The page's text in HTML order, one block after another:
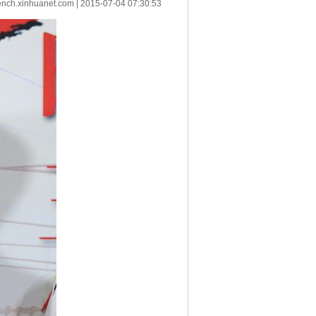
| 2015-07-04 07:30:53